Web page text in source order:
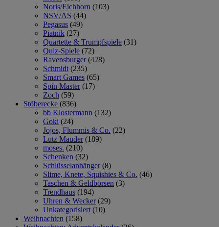
Noris/Eichhorn (103)
NSV/AS (44)
Pegasus (49)
Piatnik (27)
Quartette & Trumpfspiele (31)
Quiz-Spiele (72)
Ravensburger (428)
Schmidt (235)
Smart Games (65)
Spin Master (17)
Zoch (59)
Stöberecke (836)
bb Klostermann (132)
Goki (24)
Jojos, Flummis & Co. (22)
Lutz Mauder (189)
moses. (210)
Schenken (32)
Schlüsselanhänger (8)
Slime, Knete, Squishies & Co. (46)
Taschen & Geldbörsen (3)
Trendhaus (194)
Uhren & Wecker (29)
Unkategorisiert (10)
Weihnachten (158)